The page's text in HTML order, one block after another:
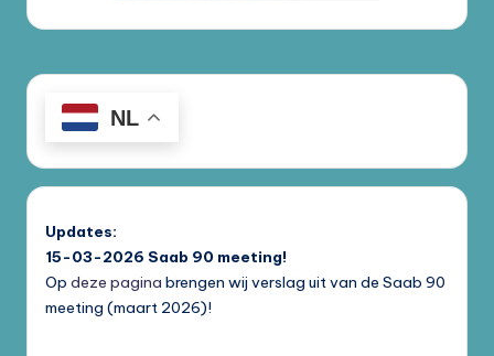
NL
Updates:
15-03-2026 Saab 90 meeting!
Op deze pagina brengen wij verslag uit van de Saab 90
meeting (maart 2026)!